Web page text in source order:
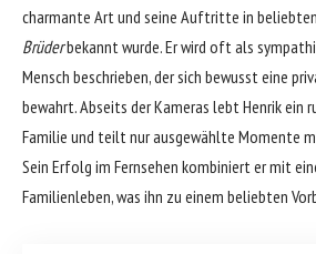
charmante Art und seine Auftritte in
Brüderbekannt wurde. Er wird oft als
Mensch beschrieben, der sich bewusst eine
bewahrt. Abseits der Kameras lebt Henrik ein
Familie und teilt nur ausgewählte Momente
Sein Erfolg im Fernsehen kombiniert er mit
Familienleben, was ihn zu einem beliebten